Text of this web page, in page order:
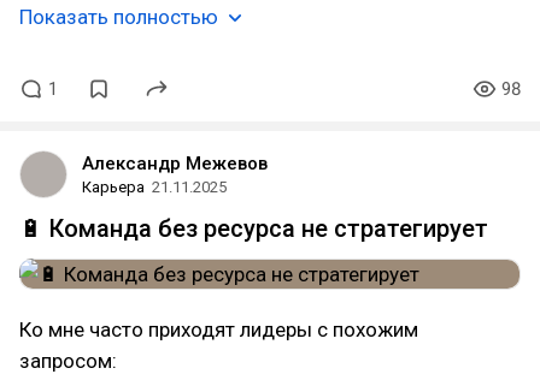
Показать полностью
1 98
Александр Межевов
Карьера 21.11.2025
🔋 Команда без ресурса не стратегирует
Ко мне часто приходят лидеры с похожим
запросом: